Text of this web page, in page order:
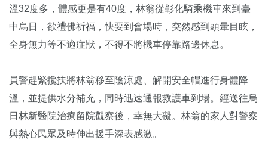
溫32度多，體感更是有40度，林翁從彰化騎乘機車來到臺
中烏日，欲禮佛祈福，快要到會場時，突然感到頭暈目眩，
全身無力等不適症狀，不得不將機車停靠路邊休息。
員警趕緊攙扶將林翁移至陰涼處、解開安全帽進行身體降
溫，並提供水分補充，同時迅速通報救護車到場。經送往烏
日林新醫院治療留院觀察後，幸無大礙。林翁的家人對警察
與熱心民眾及時伸出援手深表感激。